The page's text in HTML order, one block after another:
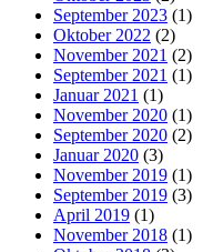
September 2023 (1)
Oktober 2022 (2)
November 2021 (2)
September 2021 (1)
Januar 2021 (1)
November 2020 (1)
September 2020 (2)
Januar 2020 (3)
November 2019 (1)
September 2019 (3)
April 2019 (1)
November 2018 (1)